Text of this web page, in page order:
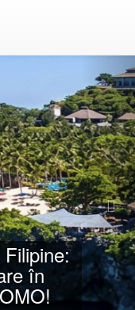
–
Lunii